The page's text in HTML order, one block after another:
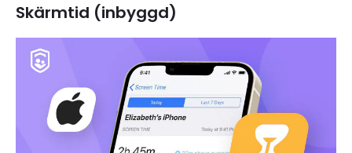
Skärmtid (inbyggd)